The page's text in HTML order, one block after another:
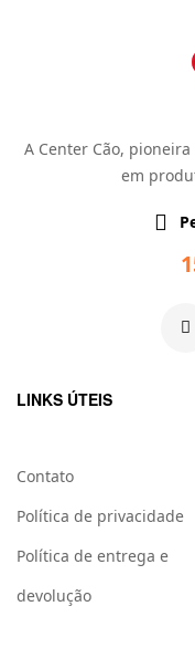
A Center Cão,
em
LINKS ÚTEIS
Contato
Política de privacidade
Política de entrega e
devolução